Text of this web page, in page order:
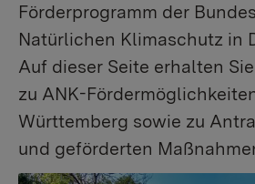
Förderprogramm der
Natürlichen Klimaschutz in
Auf dieser Seite erhalten
zu ANK-
Württemberg sowie zu
und geförderten